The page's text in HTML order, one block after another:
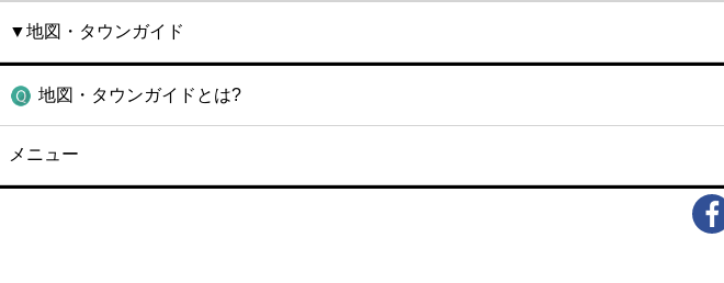
▼地図・タウンガイド
地図・タウンガイドとは?
メニュー